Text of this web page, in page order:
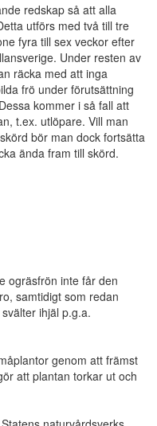
redskap så att alla
utförs med två till tre
fyra till sex veckor efter
Under resten av
räcka med att inga
frö under förutsättning
kommer i så fall att
t.ex. utlöpare. Vill man
bör man dock fortsätta
ända fram till skörd.
ogräsfrön inte får den
samtidigt som redan
ihjäl p.g.a.
genom att främst
att plantan torkar ut och